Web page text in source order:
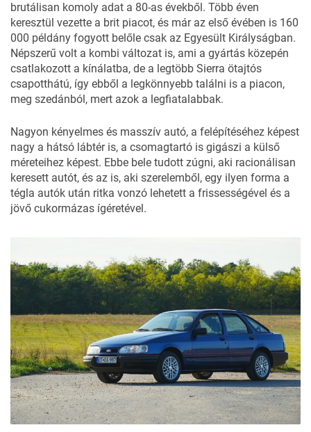
brutálisan komoly adat a 80-as évekből. Több éven
keresztül vezette a brit piacot, és már az első évében is 160
000 példány fogyott belőle csak az Egyesült Királyságban.
Népszerű volt a kombi változat is, ami a gyártás közepén
csatlakozott a kínálatba, de a legtöbb Sierra ötajtós
csapotthátú, így ebből a legkönnyebb találni is a piacon,
meg szedánból, mert azok a legfiatalabbak.
Nagyon kényelmes és masszív autó, a felépítéséhez képest
nagy a hátsó lábtér is, a csomagtartó is gigászi a külső
méreteihez képest. Ebbe bele tudott zúgni, aki racionálisan
keresett autót, és az is, aki szerelemből, egy ilyen forma a
tégla autók után ritka vonzó lehetett a frissességével és a
jövő cukormázas ígéretével.